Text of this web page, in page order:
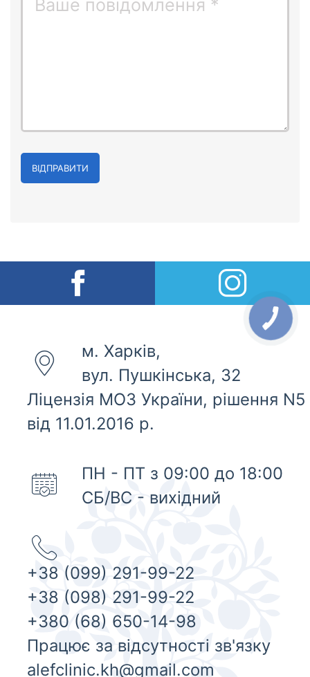
ВІДПРАВИТИ
м. Харків,
вул. Пушкінська, 32
Ліцензія МОЗ України, рішення N5
від 11.01.2016 р.
ПН - ПТ з 09:00 до 18:00
СБ/ВС - вихідний
+38 (099) 291-99-22
+38 (098) 291-99-22
+380 (68) 650-14-98
Працює за відсутності зв'язку
alefclinic.kh@gmail.com